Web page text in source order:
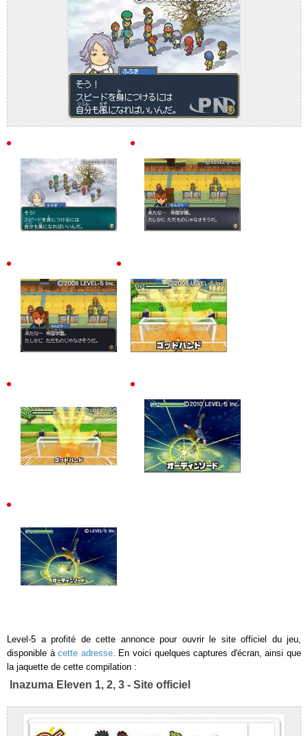
Level-5 a profité de cette annonce pour ouvrir le site officiel du jeu,
disponible àcette adresse. En voici quelques captures d'écran, ainsi que
la jaquette de cette compilation :
Inazuma Eleven 1, 2, 3 - Site officiel